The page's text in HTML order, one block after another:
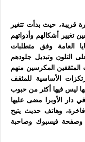
قريبة، حيث بدأت تتغير
تغيير أشكالهم وأدواتهم
العامة وفق متطلبات
التلون وتبديل جلودهم
المثقفين المكرسين منهم
الأساسية للمثقف
ليس فيها أكثر من حبوب
دار الأوبرا مضى عليها
وهاتف حديث يتيح
وصفحة فيسبوك وصاحبة